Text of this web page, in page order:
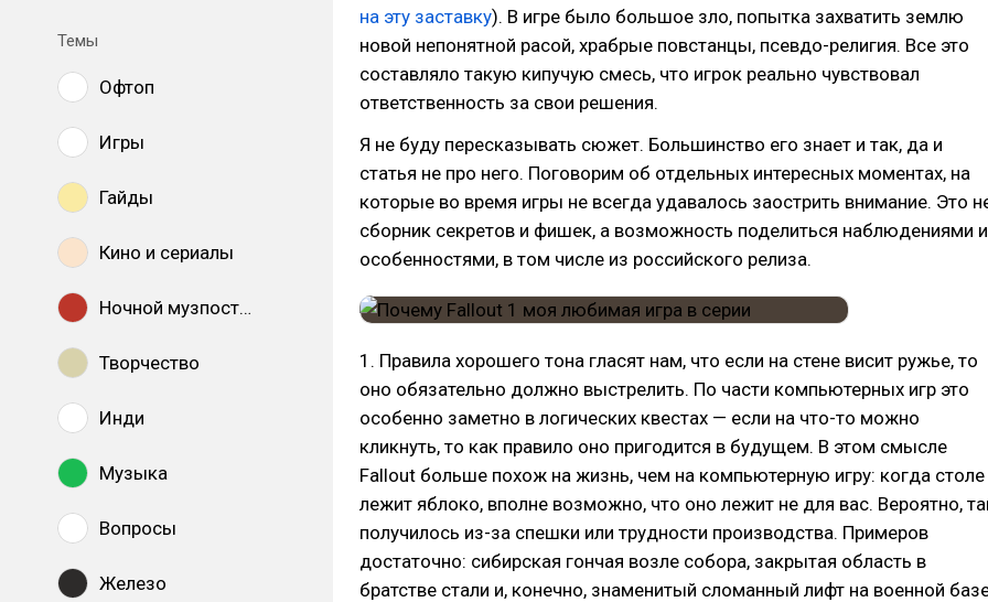
Темы
Офтоп
Игры
Гайды
Кино и сериалы
Ночной музпостинг
Творчество
Инди
Музыка
Вопросы
Железо
на эту заставку). В игре было большое зло, попытка захватить землю
новой непонятной расой, храбрые повстанцы, псевдо-религия. Все это
составляло такую кипучую смесь, что игрок реально чувствовал
ответственность за свои решения.
Я не буду пересказывать сюжет. Большинство его знает и так, да и
статья не про него. Поговорим об отдельных интересных моментах, на
которые во время игры не всегда удавалось заострить внимание. Это
сборник секретов и фишек, а возможность поделиться наблюдениями и
особенностями, в том числе из российского релиза.
1. Правила хорошего тона гласят нам, что если на стене висит ружье, то
оно обязательно должно выстрелить. По части компьютерных игр это
особенно заметно в логических квестах — если на что-то можно
кликнуть, то как правило оно пригодится в будущем. В этом смысле
Fallout больше похож на жизнь, чем на компьютерную игру: когда столе
лежит яблоко, вполне возможно, что оно лежит не для вас. Вероятно,
получилось из-за спешки или трудности производства. Примеров
достаточно: сибирская гончая возле собора, закрытая область в
братстве стали и, конечно, знаменитый сломанный лифт на военной